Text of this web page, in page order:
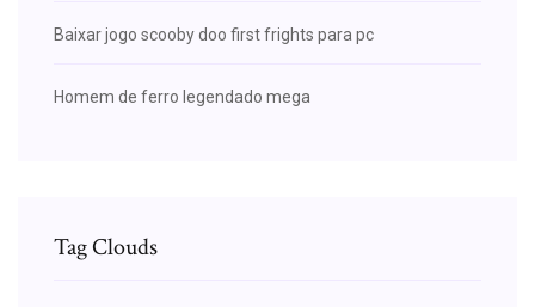
Baixar jogo scooby doo first frights para pc
Homem de ferro legendado mega
Tag Clouds